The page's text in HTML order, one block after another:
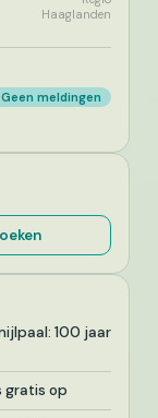
Haaglanden
Geen meldingen
100 jaar
gratis op